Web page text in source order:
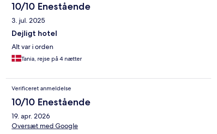
10/10 Enestående
3. jul. 2025
Dejligt hotel
Alt var i orden
Tania, rejse på 4 nætter
Verificeret anmeldelse
10/10 Enestående
19. apr. 2026
Oversæt med Google